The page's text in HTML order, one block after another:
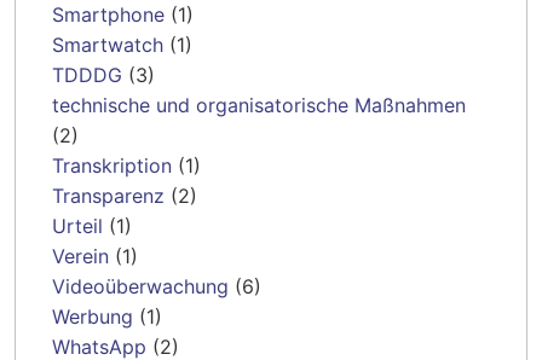
Smartphone (1)
Smartwatch (1)
TDDDG (3)
technische und organisatorische Maßnahmen
(2)
Transkription (1)
Transparenz (2)
Urteil (1)
Verein (1)
Videoüberwachung (6)
Werbung (1)
WhatsApp (2)